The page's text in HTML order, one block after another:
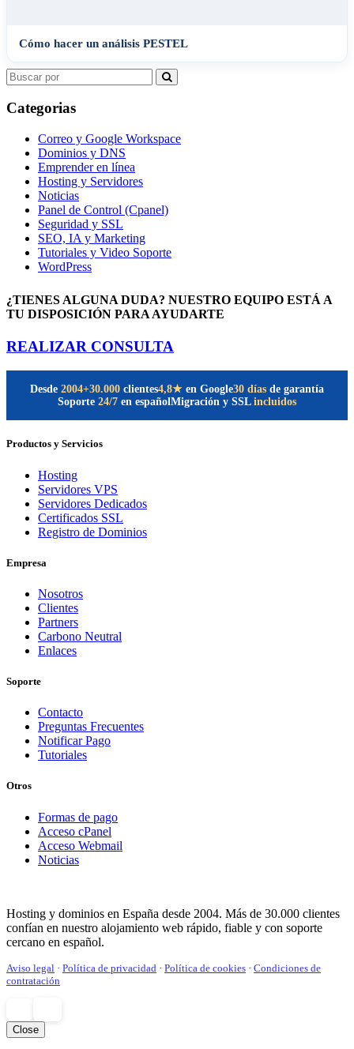
Cómo hacer un análisis PESTEL
Search
for:
Categorias
Correo y Google Workspace
Dominios y DNS
Emprender en línea
Hosting y Servidores
Noticias
Panel de Control (Cpanel)
Seguridad y SSL
SEO, IA y Marketing
Tutoriales y Video Soporte
WordPress
¿TIENES ALGUNA DUDA? NUESTRO EQUIPO ESTÁ A
TU DISPOSICIÓN PARA AYUDARTE
REALIZAR CONSULTA
Desde 2004+30.000 clientes4,8★ en Google30 días de garantía
Soporte 24/7 en españolMigración y SSL incluidos
Productos y Servicios
Hosting
Servidores VPS
Servidores Dedicados
Certificados SSL
Registro de Dominios
Empresa
Nosotros
Clientes
Partners
Carbono Neutral
Enlaces
Soporte
Contacto
Preguntas Frecuentes
Notificar Pago
Tutoriales
Otros
Formas de pago
Acceso cPanel
Acceso Webmail
Noticias
Hosting y dominios en España desde 2004. Más de 30.000 clientes
confían en nuestro alojamiento web rápido, fiable y con soporte
cercano en español.
Aviso legal · Política de privacidad · Política de cookies · Condiciones de
contratación
Close